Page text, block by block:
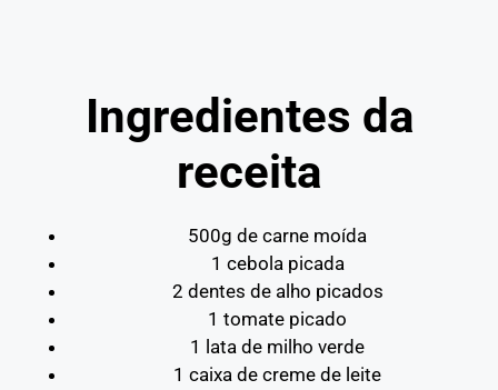
Ingredientes da
receita
500g de carne moída
1 cebola picada
2 dentes de alho picados
1 tomate picado
1 lata de milho verde
1 caixa de creme de leite